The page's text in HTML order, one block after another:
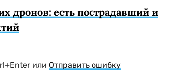
дронов: есть пострадавший и
или Отправить ошибку